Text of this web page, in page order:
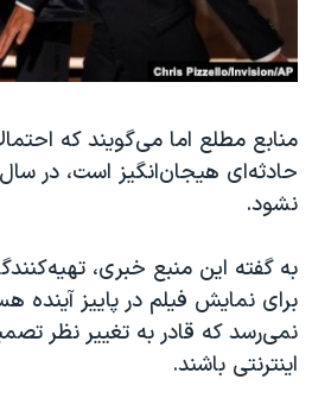
منابع مطلع اما می‌گویند که
حادثه‌ای هیجان‌انگیز است، در
نشود.
به گفته این منبع خبری،
برای نمایش فیلم در پاییز آینده
نمی‌رسد که قادر به تغییر نظر
اینترنتی باشند.